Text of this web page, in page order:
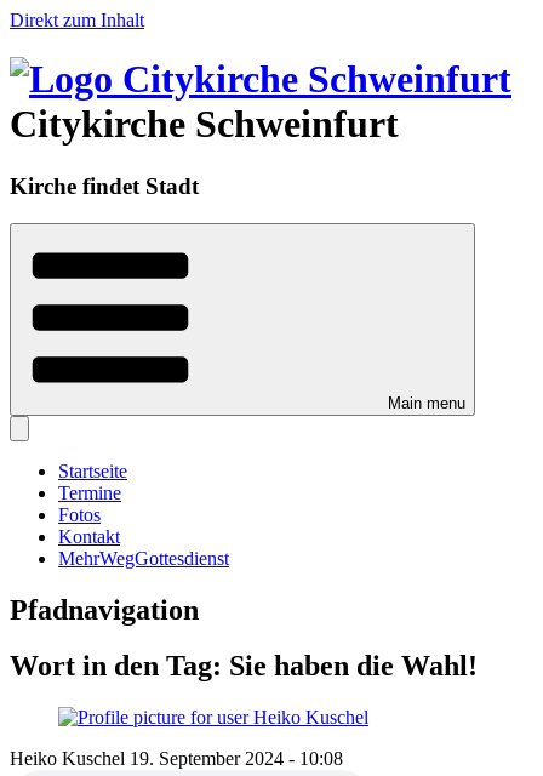
Direkt zum Inhalt
Citykirche Schweinfurt
Kirche findet Stadt
Main menu
Startseite
Termine
Fotos
Kontakt
MehrWegGottesdienst
Pfadnavigation
Wort in den Tag: Sie haben die Wahl!
Heiko Kuschel 19. September 2024 - 10:08